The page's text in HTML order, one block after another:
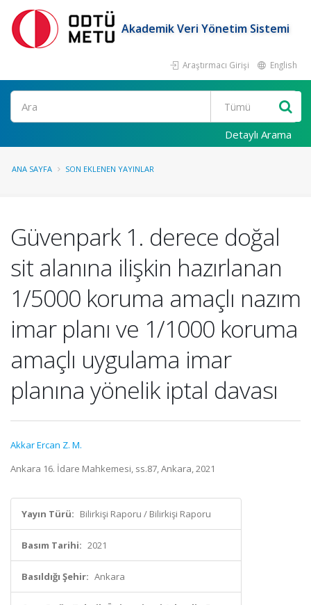
Akademik Veri Yönetim Sistemi
Araştırmacı Girişi English
Ara
Detaylı Arama
ANA SAYFA SON EKLENEN YAYINLAR
Güvenpark 1. derece doğal
sit alanına ilişkin hazırlanan
1/5000 koruma amaçlı nazım
imar planı ve 1/1000 koruma
amaçlı uygulama imar
planına yönelik iptal davası
Akkar Ercan Z. M.
Ankara 16. İdare Mahkemesi, ss.87, Ankara, 2021
Yayın Türü: Bilirkişi Raporu / Bilirkişi Raporu
Basım Tarihi: 2021
Basıldığı Şehir: Ankara